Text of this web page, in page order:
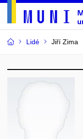
Lidé Jiří Zima